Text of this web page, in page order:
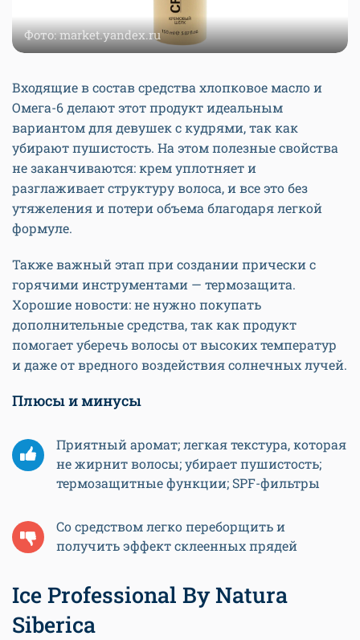
Фото: market.yandex.ru
Входящие в состав средства хлопковое масло и
Омега-6 делают этот продукт идеальным
вариантом для девушек с кудрями, так как
убирают пушистость. На этом полезные свойства
не заканчиваются: крем уплотняет и
разглаживает структуру волоса, и все это без
утяжеления и потери объема благодаря легкой
формуле.
Также важный этап при создании прически с
горячими инструментами — термозащита.
Хорошие новости: не нужно покупать
дополнительные средства, так как продукт
помогает уберечь волосы от высоких температур
и даже от вредного воздействия солнечных лучей.
Плюсы и минусы
Приятный аромат; легкая текстура, которая
не жирнит волосы; убирает пушистость;
термозащитные функции; SPF-фильтры
Со средством легко переборщить и
получить эффект склеенных прядей
Iсe Professional By Natura
Siberica